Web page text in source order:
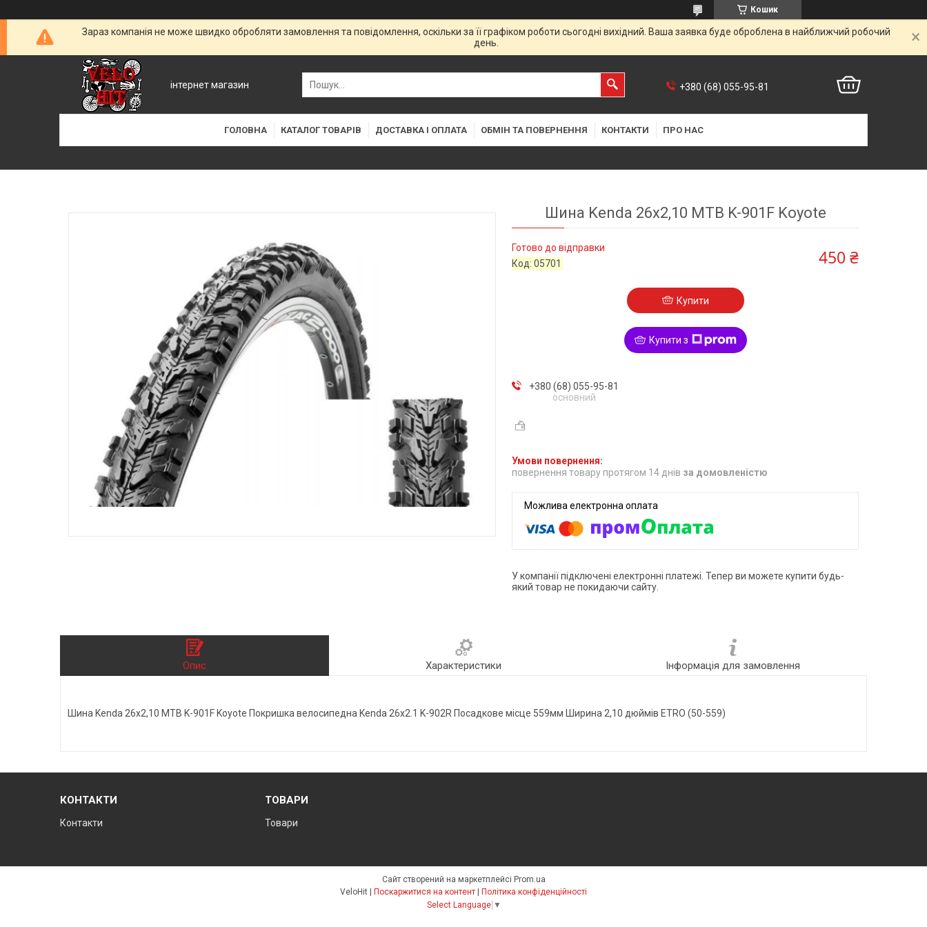
Кошик
Зараз компанія не може швидко обробляти замовлення та повідомлення, оскільки за її графіком роботи сьогодні вихідний. Ваша заявка буде оброблена в найближчий робочий
день.
інтернет магазин +380 (68) 055-95-81
ГОЛОВНА КАТАЛОГ ТОВАРІВ ДОСТАВКА І ОПЛАТА ОБМІН ТА ПОВЕРНЕННЯ КОНТАКТИ ПРО НАС
Шина Kenda 26х2,10 MTB K-901F Koyote
Готово до відправки
Код:05701 450 ₴
Купити
Купити з
+380 (68) 055-95-81
основний
повернення товару протягом 14 днів за домовленістю
У компанії підключені електронні платежі. Тепер ви можете купити будь-
який товар не покидаючи сайту.
Опис Характеристики Інформація для замовлення
Шина Kenda 26х2,10 MTB K-901F Koyote Покришка велосипедна Kenda 26х2.1 K-902R Посадкове місце 559мм Ширина 2,10 дюймів ETRO (50-559)
КОНТАКТИ
Контакти
ТОВАРИ
Товари
Сайт створений на маркетплейсі Prom.ua
Поскаржитися на контент
Політика конфіденційності
Select Language ▼